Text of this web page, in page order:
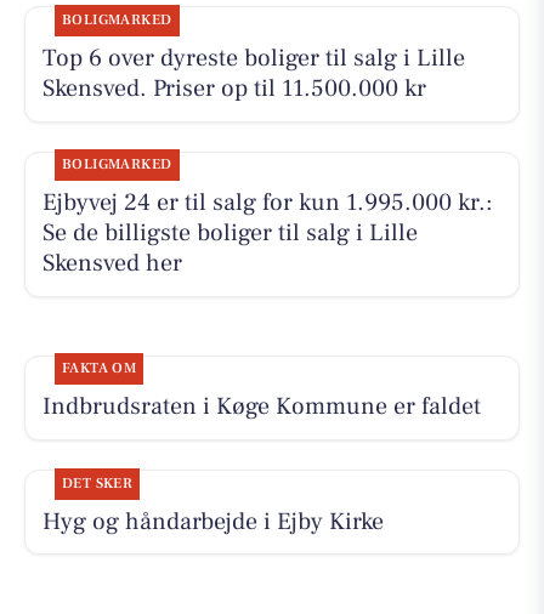
BOLIGMARKED
Top 6 over dyreste boliger til salg i Lille
Skensved. Priser op til 11.500.000 kr
BOLIGMARKED
Ejbyvej 24 er til salg for kun 1.995.000 kr.:
Se de billigste boliger til salg i Lille
Skensved her
FAKTA OM
Indbrudsraten i Køge Kommune er faldet
DET SKER
Hyg og håndarbejde i Ejby Kirke